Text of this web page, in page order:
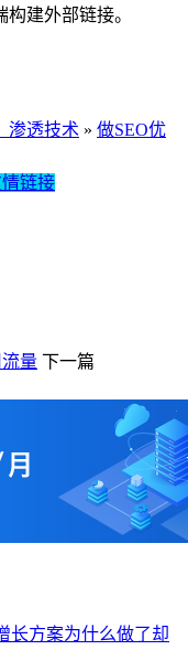
建外部链接。
渗透技术 » 做SEO优
链接
量 下一篇